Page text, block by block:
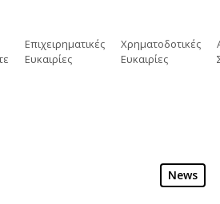
Επιχειρηματικές
Ευκαιρίες
Χρηματοδοτικές
Ευκαιρίες
News